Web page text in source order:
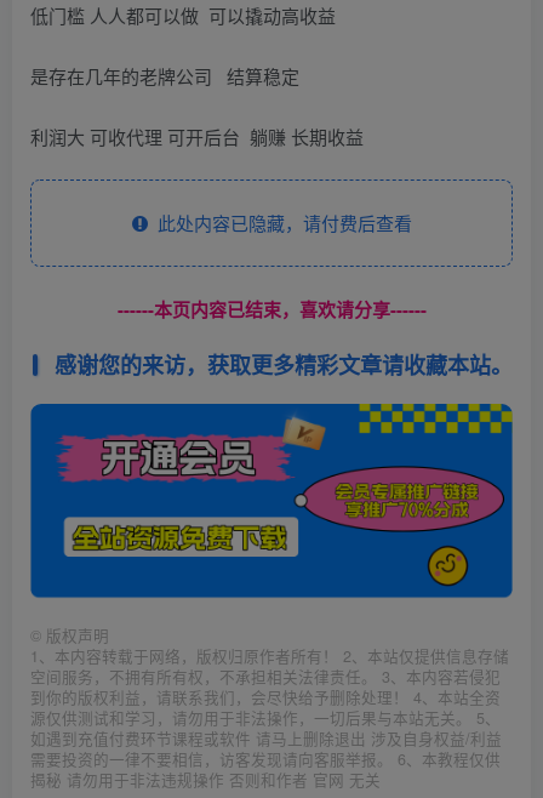
低门槛 人人都可以做 可以撬动高收益
是存在几年的老牌公司 结算稳定
利润大 可收代理 可开后台 躺赚 长期收益
此处内容已隐藏，请付费后查看
------本页内容已结束，喜欢请分享------
感谢您的来访，获取更多精彩文章请收藏本站。
© 版权声明
1、本内容转载于网络，版权归原作者所有！ 2、本站仅提供信息存储
空间服务，不拥有所有权，不承担相关法律责任。 3、本内容若侵犯
到你的版权利益，请联系我们，会尽快给予删除处理！ 4、本站全资
源仅供测试和学习，请勿用于非法操作，一切后果与本站无关。 5、
如遇到充值付费环节课程或软件 请马上删除退出 涉及自身权益/利益
需要投资的一律不要相信，访客发现请向客服举报。 6、本教程仅供
揭秘 请勿用于非法违规操作 否则和作者 官网 无关